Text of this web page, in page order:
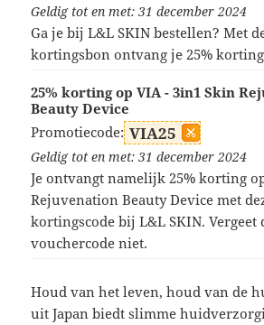
Geldig tot en met: 31 december 2024
Ga je bij L&L SKIN bestellen? Met
kortingsbon ontvang je 25%
25% korting op VIA - 3in1 Skin
Beauty Device
Promotiecode: VIA25
Geldig tot en met: 31 december 2024
Je ontvangt namelijk 25% korting
Rejuvenation Beauty Device met
kortingscode bij L&L SKIN. Vergeet
vouchercode niet.
Houd van het leven, houd van de
uit Japan biedt slimme